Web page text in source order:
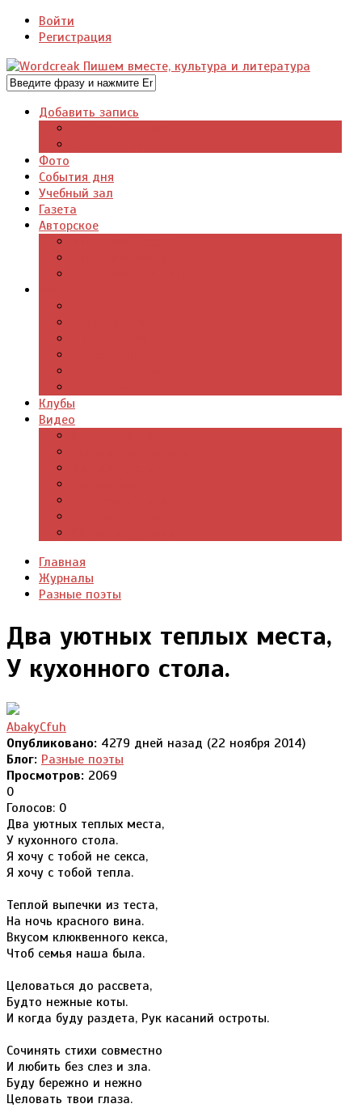
Войти
Регистрация
Добавить запись
Фото
События дня
Учебный зал
Газета
Авторское
Клубы
Видео
Главная
Журналы
Разные поэты
Два уютных теплых места,
У кухонного стола.
AbakyCfuh
Опубликовано: 4279 дней назад (22 ноября 2014)
Блог: Разные поэты
Просмотров: 2069
0
Голосов: 0
Два уютных теплых места,
У кухонного стола.
Я хочу с тобой не секса,
Я хочу с тобой тепла.
Теплой выпечки из теста,
На ночь красного вина.
Вкусом клюквенного кекса,
Чтоб семья наша была.
Целоваться до рассвета,
Будто нежные коты.
И когда буду раздета, Рук касаний остроты.
Сочинять стихи совместно
И любить без слез и зла.
Буду бережно и нежно
Целовать твои глаза.